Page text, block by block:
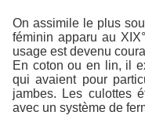
On assimile le plus
féminin apparu au
usage est devenu
En coton ou en lin, il
qui avaient pour
jambes. Les culottes
avec un système de